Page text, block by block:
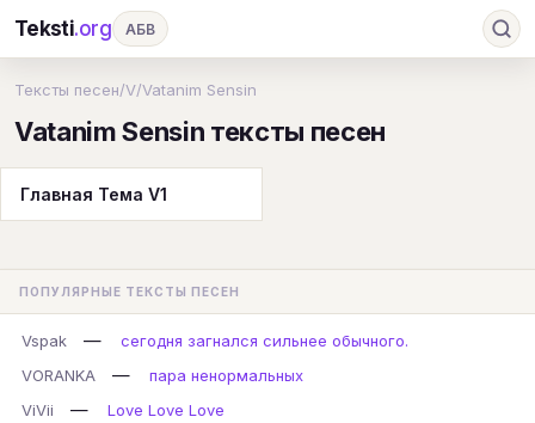
Teksti.org АБВ
И К Л М Н О П
Т У Ф Х Ц
Я En A B C
H I J K L M N O P
Q R S T U V W X Y
Z #
Тексты песен/V/Vatanim Sensin
Vatanim Sensin тексты песен
Главная Тема V1
ПОПУЛЯРНЫЕ ТЕКСТЫ ПЕСЕН
Vspak —
сегодня загнался сильнее обычного.
VORANKA
—
пара ненормальных
ViVii
—
Love Love Love